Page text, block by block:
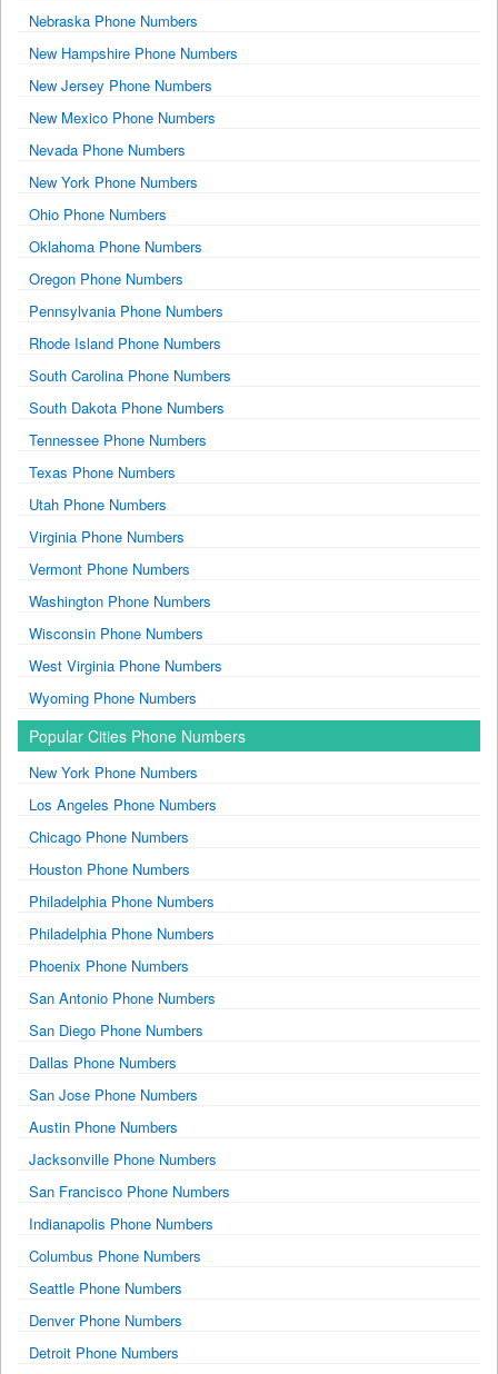
Nebraska Phone Numbers
New Hampshire Phone Numbers
New Jersey Phone Numbers
New Mexico Phone Numbers
Nevada Phone Numbers
New York Phone Numbers
Ohio Phone Numbers
Oklahoma Phone Numbers
Oregon Phone Numbers
Pennsylvania Phone Numbers
Rhode Island Phone Numbers
South Carolina Phone Numbers
South Dakota Phone Numbers
Tennessee Phone Numbers
Texas Phone Numbers
Utah Phone Numbers
Virginia Phone Numbers
Vermont Phone Numbers
Washington Phone Numbers
Wisconsin Phone Numbers
West Virginia Phone Numbers
Wyoming Phone Numbers
Popular Cities Phone Numbers
New York Phone Numbers
Los Angeles Phone Numbers
Chicago Phone Numbers
Houston Phone Numbers
Philadelphia Phone Numbers
Philadelphia Phone Numbers
Phoenix Phone Numbers
San Antonio Phone Numbers
San Diego Phone Numbers
Dallas Phone Numbers
San Jose Phone Numbers
Austin Phone Numbers
Jacksonville Phone Numbers
San Francisco Phone Numbers
Indianapolis Phone Numbers
Columbus Phone Numbers
Seattle Phone Numbers
Denver Phone Numbers
Detroit Phone Numbers